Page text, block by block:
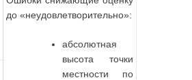
до «неудовлетворительно»:
абсолютная
высота точки
местности по